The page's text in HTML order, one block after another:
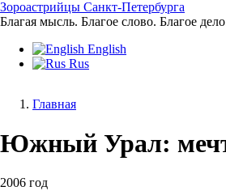
Перейти
к
содержанию
Зороастрийцы Санкт-Петербурга
Благая мысль. Благое слово. Благое
English
Rus
навигации
Главная
Южный Урал:
2006 год